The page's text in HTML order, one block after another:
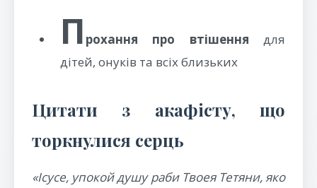
П рохання про втішення для
дітей, онуків та всіх близьких
Цитати з акафісту, що
торкнулися серць
«Ісусе, упокой душу раби Твоея Тетяни, яко